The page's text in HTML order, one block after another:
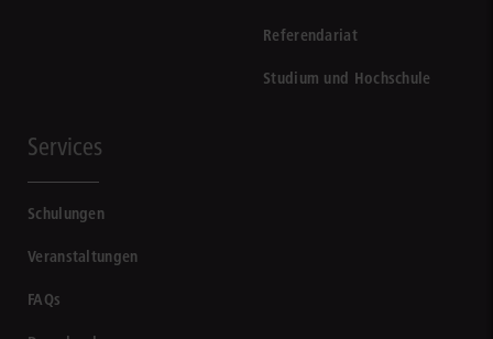
Referendariat
Studium und Hochschule
Services
Schulungen
Veranstaltungen
FAQs